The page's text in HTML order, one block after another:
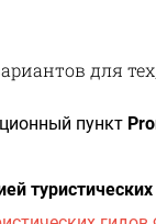
для
пункт